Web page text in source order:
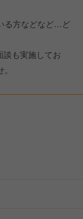
る方などなど…ど
も実施してお